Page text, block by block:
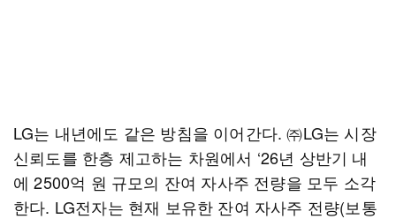
LG는 내년에도 같은 방침을 이어간다. ㈜LG는 시장
신뢰도를 한층 제고하는 차원에서 ‘26년 상반기 내
에 2500억 원 규모의 잔여 자사주 전량을 모두 소각
한다. LG전자는 현재 보유한 잔여 자사주 전량(보통